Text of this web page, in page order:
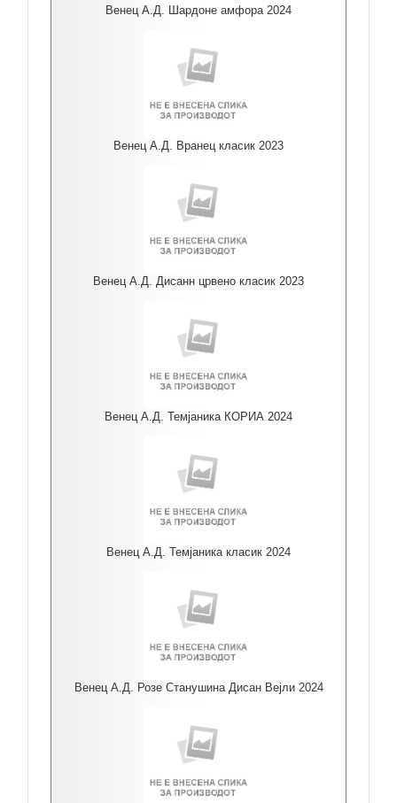
Венец А.Д. Шардоне амфора 2024
Венец А.Д. Вранец класик 2023
Венец А.Д. Дисанн црвено класик 2023
Венец А.Д. Темјаника КОРИА 2024
Венец А.Д. Темјаника класик 2024
Венец А.Д. Розе Станушина Дисан Вејли 2024